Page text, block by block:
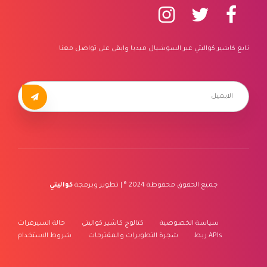
تابع كاشير كواليتي عبر السوشيال ميديا وابقى على تواصل معنا
جميع الحقوق محفوظة 2024 ® | تطوير وبرمجة كواليتي
حالة السيرفرات كتالوج كاشير كواليتي
سياسة الخصوصية
شروط الاستخدام
شجرة التطويرات والمقترحات ربط APIs